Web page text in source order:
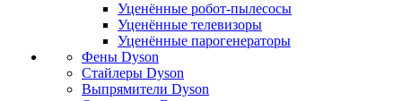
Уценённые робот-пылесосы
Уценённые телевизоры
Уценённые парогенераторы
Фены Dyson
Стайлеры Dyson
Выпрямители Dyson